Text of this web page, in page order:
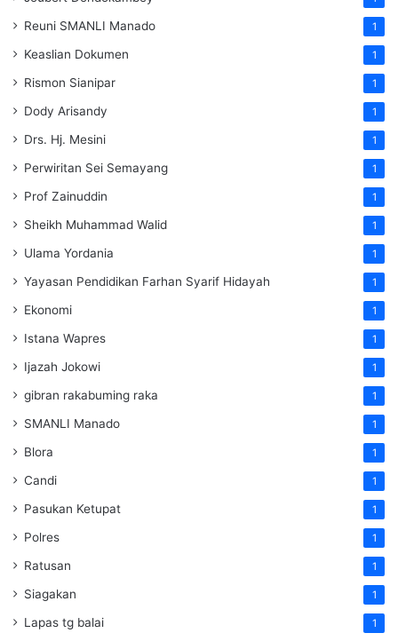
Reuni SMANLI Manado 1
Keaslian Dokumen 1
Rismon Sianipar 1
Dody Arisandy 1
Drs. Hj. Mesini 1
Perwiritan Sei Semayang 1
Prof Zainuddin 1
Sheikh Muhammad Walid 1
Ulama Yordania 1
Yayasan Pendidikan Farhan Syarif Hidayah 1
Ekonomi 1
Istana Wapres 1
Ijazah Jokowi 1
gibran rakabuming raka 1
SMANLI Manado 1
Blora 1
Candi 1
Pasukan Ketupat 1
Polres 1
Ratusan 1
Siagakan 1
Lapas tg balai 1